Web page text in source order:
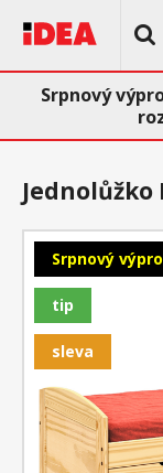
Srpnový
Srpnový
tip
sleva
Jednolůžko